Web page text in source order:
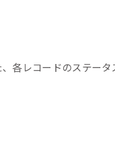
各レコードのステータ